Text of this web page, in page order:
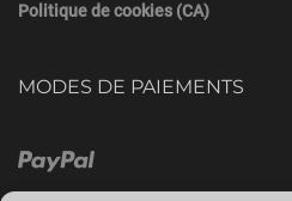
Politique de cookies (CA)
MODES DE PAIEMENTS